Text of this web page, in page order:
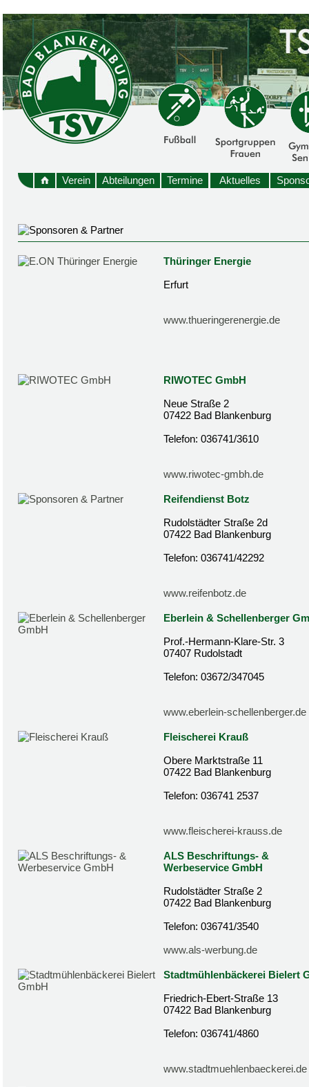
Verein Abteilungen Termine Aktuelles
Thüringer Energie
Erfurt
www.thueringerenergie.de
RIWOTEC GmbH
Neue Straße 2
07422 Bad Blankenburg
Telefon: 036741/3610
www.riwotec-gmbh.de
Reifendienst Botz
Rudolstädter Straße 2d
07422 Bad Blankenburg
Telefon: 036741/42292
www.reifenbotz.de
Eberlein & Schellenberger
Prof.-Hermann-Klare-Str. 3
07407 Rudolstadt
Telefon: 03672/347045
www.eberlein-schellenberger.de
Fleischerei Krauß
Obere Marktstraße 11
07422 Bad Blankenburg
Telefon: 036741 2537
www.fleischerei-krauss.de
ALS Beschriftungs- &
Werbeservice GmbH
Rudolstädter Straße 2
07422 Bad Blankenburg
Telefon: 036741/3540
www.als-werbung.de
Stadtmühlenbäckerei Bielert
Friedrich-Ebert-Straße 13
07422 Bad Blankenburg
Telefon: 036741/4860
www.stadtmuehlenbaeckerei.de